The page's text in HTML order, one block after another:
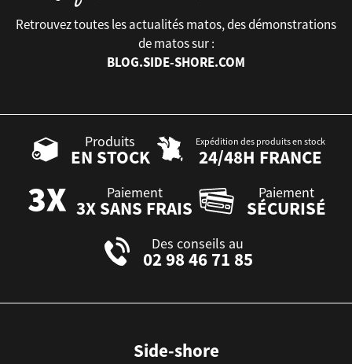
Retrouvez toutes les actualités matos, des démonstrations
de matos sur :
BLOG.SIDE-SHORE.COM
Produits
EN STOCK
Expédition des produits en stock
24/48H FRANCE
Paiement
3X SANS FRAIS
Paiement
SÉCURISÉ
Des conseils au
02 98 46 71 85
Side-shore